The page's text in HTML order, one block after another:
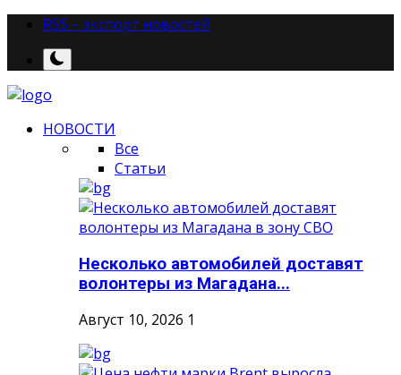
RSS – экспорт новостей
НОВОСТИ
Все
Статьи
Несколько автомобилей доставят
волонтеры из Магадана...
Август 10, 2026 1